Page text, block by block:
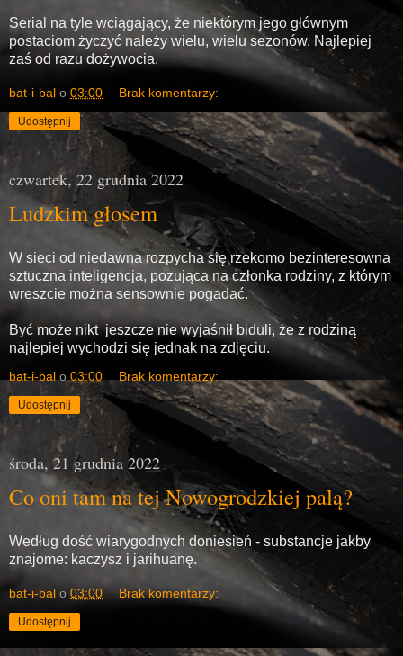
Serial na tyle wciągający, że niektórym jego głównym
postaciom życzyć należy wielu, wielu sezonów. Najlepiej
zaś od razu dożywocia.
bat-i-bal o 03:00 Brak komentarzy:
Udostępnij
czwartek, 22 grudnia 2022
Ludzkim głosem
W sieci od niedawna rozpycha się rzekomo bezinteresowna
sztuczna inteligencja, pozująca na członka rodziny, z którym
wreszcie można sensownie pogadać.
Być może nikt jeszcze nie wyjaśnił biduli, że z rodziną
najlepiej wychodzi się jednak na zdjęciu.
bat-i-bal o 03:00 Brak komentarzy:
Udostępnij
środa, 21 grudnia 2022
Co oni tam na tej Nowogrodzkiej palą?
Według dość wiarygodnych doniesień - substancje jakby
znajome: kaczysz i jarihuanę.
bat-i-bal o 03:00 Brak komentarzy:
Udostępnij